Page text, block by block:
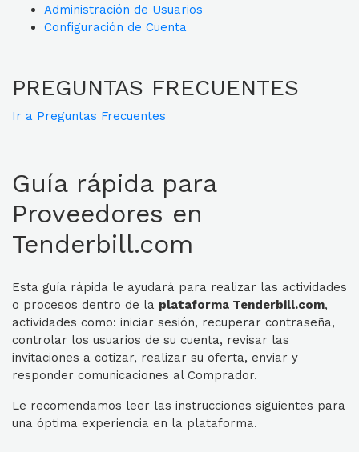
Administración de Usuarios
Configuración de Cuenta
PREGUNTAS FRECUENTES
Ir a Preguntas Frecuentes
Guía rápida para
Proveedores en
Tenderbill.com
Esta guía rápida le ayudará para realizar las actividades
o procesos dentro de la plataforma Tenderbill.com,
actividades como: iniciar sesión, recuperar contraseña,
controlar los usuarios de su cuenta, revisar las
invitaciones a cotizar, realizar su oferta, enviar y
responder comunicaciones al Comprador.
Le recomendamos leer las instrucciones siguientes para
una óptima experiencia en la plataforma.